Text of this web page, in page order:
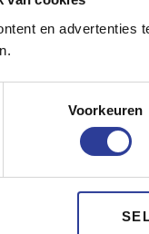
en advertenties
Voorkeuren
og tímaskráningu
sem byggir á einni
hraðar og